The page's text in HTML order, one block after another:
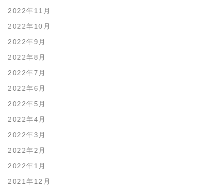
2022年11月
2022年10月
2022年9月
2022年8月
2022年7月
2022年6月
2022年5月
2022年4月
2022年3月
2022年2月
2022年1月
2021年12月